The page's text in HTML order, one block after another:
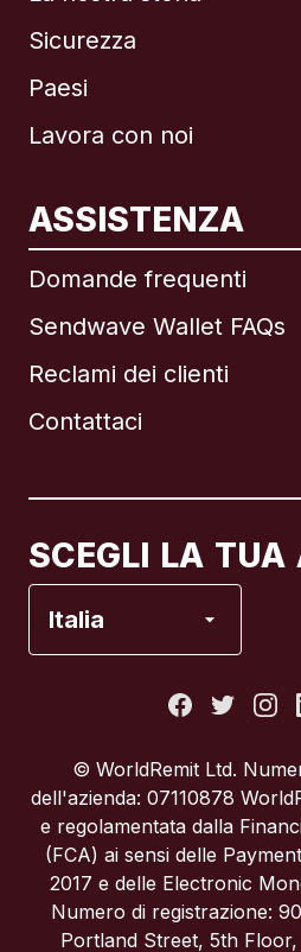
Sicurezza
Paesi
Lavora con noi
ASSISTENZA
Domande frequenti
Sendwave Wallet FAQs
Reclami dei clienti
Contattaci
SCEGLI LA TUA
Italia
Internazionale
Brasile
Regno Unito
Spagna
© WorldRemit Ltd.
dell'azienda: 07110878
e regolamentata dalla
(FCA) ai sensi delle
2017 e delle Electronic
Numero di registrazione:
Portland Street, 5th